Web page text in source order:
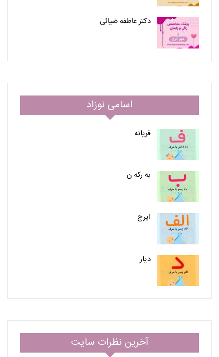
دکتر عاطفه ضیائی
اسامی نوزاد
فریانه
به رکه ن
ایرج
دیار
آخرین نظرات سایت